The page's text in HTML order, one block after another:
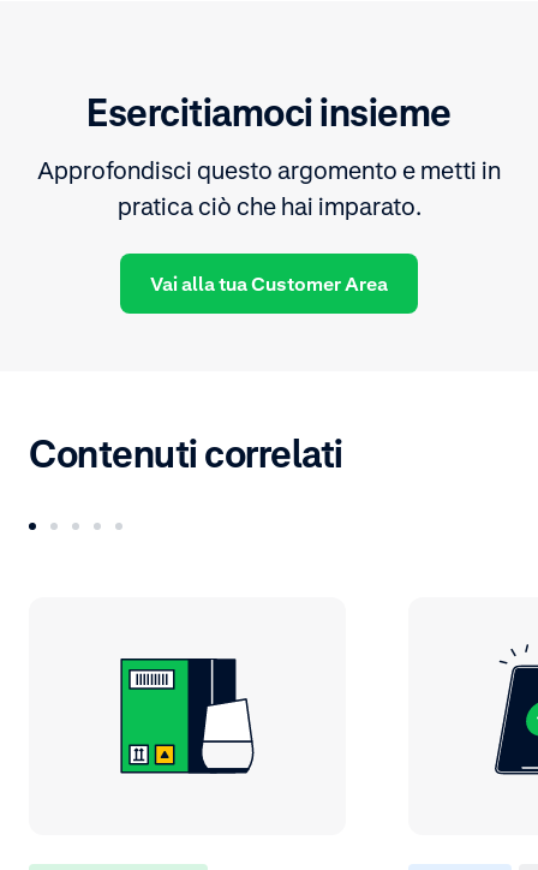
Esercitiamoci insieme
Approfondisci questo argomento e metti in
pratica ciò che hai imparato.
Vai alla tua Customer Area
Contenuti correlati